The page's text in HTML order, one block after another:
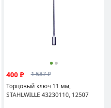
400 ₽
1 587 ₽
Торцовый ключ 11 мм,
STAHLWILLE 43230110, 12507